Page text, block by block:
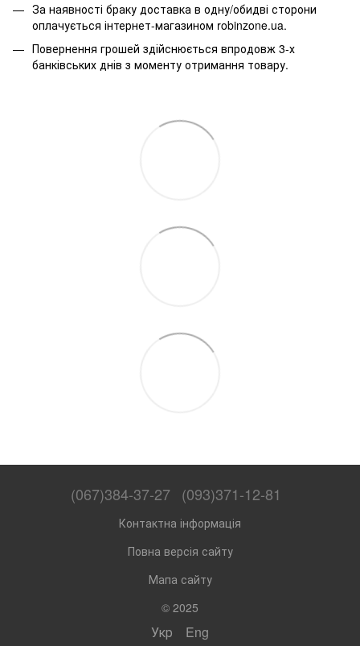
За наявності браку доставка в одну/обидві сторони
оплачується інтернет-магазином robinzone.ua.
Повернення грошей здійснюється впродовж 3-х
банківських днів з моменту отримання товару.
(067)384-37-27 (093)371-12-81
Контактна інформація
Повна версія сайту
Мапа сайту
© 2025
Укр Eng